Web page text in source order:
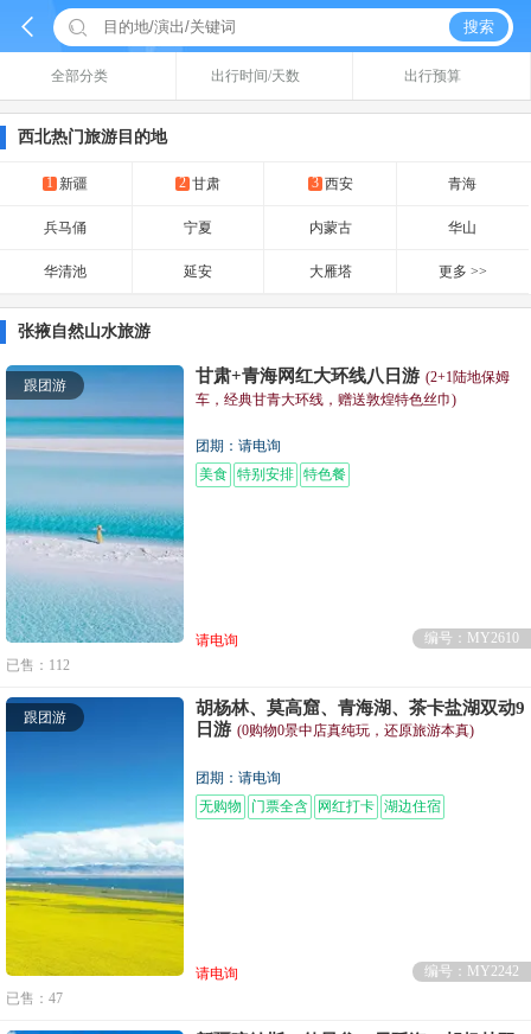
  搜索
全部分类 出行时间/天数 出行预算
西北热门旅游目的地
1 新疆 2 甘肃 3 西安 青海
兵马俑 宁夏 内蒙古 华山
华清池 延安 大雁塔 更多 >>
张掖自然山水旅游
跟团游 甘肃+青海网红大环线八日游 (2+1陆地保姆
车，经典甘青大环线，赠送敦煌特色丝巾)
团期：请电询
美食 特别安排 特色餐
请电询
编号：MY2610
已售：112
跟团游
胡杨林、莫高窟、青海湖、茶卡盐湖双动9
日游 (0购物0景中店真纯玩，还原旅游本真)
团期：请电询
无购物
门票全含 网红打卡 湖边住宿
请电询
编号：MY2242
已售：47